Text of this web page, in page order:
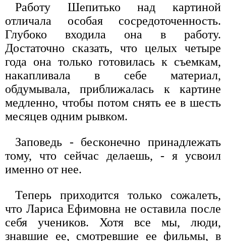
Работу Шепитько над картиной
отличала особая сосредоточенность.
Глубоко входила она в работу.
Достаточно сказать, что целых четыре
года она только готовилась к съемкам,
накапливала в себе материал,
обдумывала, приближалась к картине
медленно, чтобы потом снять ее в шесть
месяцев одним рывком.
Заповедь - бесконечно принадлежать
тому, что сейчас делаешь, - я усвоил
именно от нее.
Теперь приходится только сожалеть,
что Лариса Ефимовна не оставила после
себя учеников. Хотя все мы, люди,
знавшие ее, смотревшие ее фильмы, в